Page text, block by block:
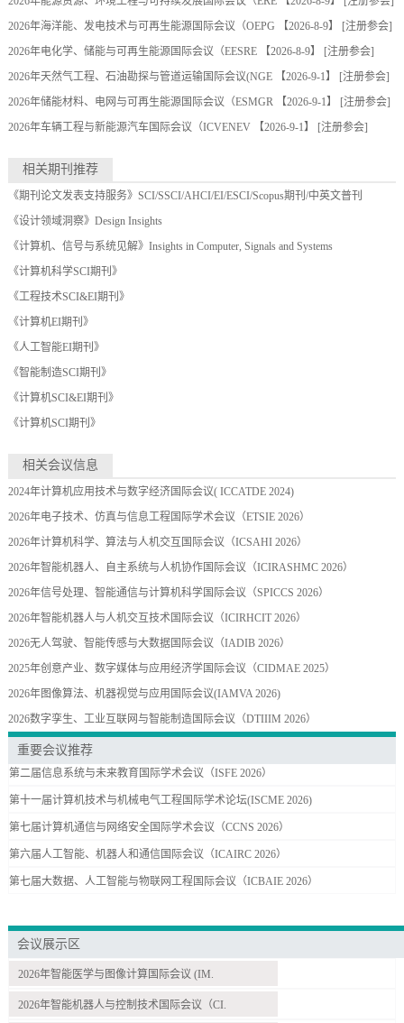
2026年海洋能、发电技术与可再生能源国际会议（OEPG 【2026-8-9】 [注册参会]
2026年电化学、储能与可再生能源国际会议（EESRE
【2026-8-9】 [注册参会]
2026年天然气工程、石油勘探与管道运输国际会议(NGE【2026-9-1】 [注册参会]
2026年储能材料、电网与可再生能源国际会议（ESMGR【2026-9-1】 [注册参会]
2026年车辆工程与新能源汽车国际会议（ICVENEV
【2026-9-1】 [注册参会]
相关期刊推荐
《期刊论文发表支持服务》SCI/SSCI/AHCI/EI/ESCI/Scopus期刊/中英文普刊
《设计领域洞察》Design Insights
《计算机、信号与系统见解》Insights in Computer, Signals and Systems
《计算机科学SCI期刊》
《工程技术SCI&EI期刊》
《计算机EI期刊》
《人工智能EI期刊》
《智能制造SCI期刊》
《计算机SCI&EI期刊》
《计算机SCI期刊》
相关会议信息
2024年计算机应用技术与数字经济国际会议( ICCATDE 2024)
2026年电子技术、仿真与信息工程国际学术会议（ETSIE 2026）
2026年计算机科学、算法与人机交互国际会议（ICSAHI 2026）
2026年智能机器人、自主系统与人机协作国际会议（ICIRASHMC 2026）
2026年信号处理、智能通信与计算机科学国际会议（SPICCS 2026）
2026年智能机器人与人机交互技术国际会议（ICIRHCIT 2026）
2026无人驾驶、智能传感与大数据国际会议（IADIB 2026）
2025年创意产业、数字媒体与应用经济学国际会议（CIDMAE 2025）
2026年图像算法、机器视觉与应用国际会议(IAMVA 2026)
2026数字孪生、工业互联网与智能制造国际会议（DTIIIM 2026）
重要会议推荐
第二届信息系统与未来教育国际学术会议（ISFE 2026）
第十一届计算机技术与机械电气工程国际学术论坛(ISCME 2026)
第七届计算机通信与网络安全国际学术会议（CCNS 2026）
第六届人工智能、机器人和通信国际会议（ICAIRC 2026）
第七届大数据、人工智能与物联网工程国际会议（ICBAIE 2026）
会议展示区
2026年智能医学与图像计算国际会议 (IM.
2026年智能机器人与控制技术国际会议（CI.